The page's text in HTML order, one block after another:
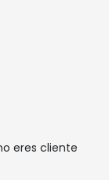
eres cliente